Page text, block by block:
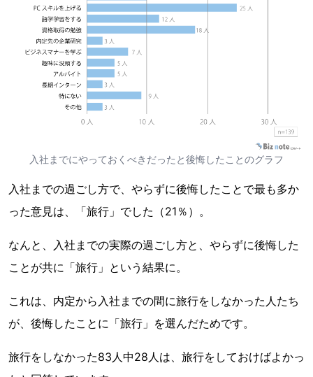
入社までにやっておくべきだったと後悔したことのグラフ
入社までの過ごし方で、やらずに後悔したことで最も多か
った意見は、「旅行」でした（21％）。
なんと、入社までの実際の過ごし方と、やらずに後悔した
ことが共に「旅行」という結果に。
これは、内定から入社までの間に旅行をしなかった人たち
が、後悔したことに「旅行」を選んだためです。
旅行をしなかった83人中28人は、旅行をしておけばよかっ